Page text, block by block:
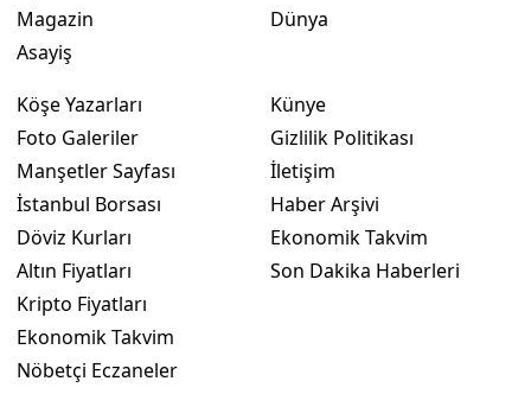
Magazin
Asayiş
Dünya
Köşe Yazarları
Foto Galeriler
Manşetler Sayfası
İstanbul Borsası
Döviz Kurları
Altın Fiyatları
Kripto Fiyatları
Ekonomik Takvim
Nöbetçi Eczaneler
Künye
Gizlilik Politikası
İletişim
Haber Arşivi
Ekonomik Takvim
Son Dakika Haberleri